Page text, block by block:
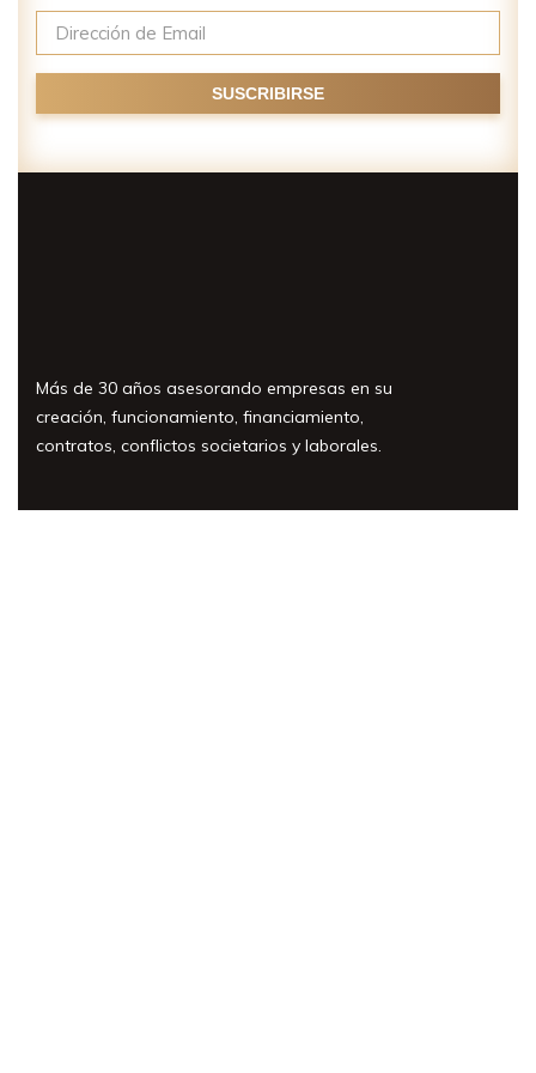
Más de 30 años asesorando empresas en su
creación, funcionamiento, financiamiento,
contratos, conflictos societarios y laborales.